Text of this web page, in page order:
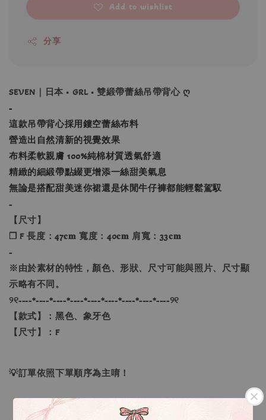
Add to wishlist
分享
SEVEN｜日本 • GRL • 雙緞帶蕾絲吊帶背心 ღ
-
這款吊帶背心採用鏤空蕾絲布料
營造出自然清新的視覺效果
布料柔軟親膚 100%純棉材質透氣舒適
精緻的細緞帶點綴更增添一絲甜美氣息
無論是搭配甜美迷你裙還是休閒牛仔褲都能輕鬆駕馭
-
【尺寸】
❐ F 長度：47𝐜𝐦 寬度：40𝐜𝐦 肩寬：33𝐜𝐦
-
※由於素材的特性，顏色、形狀、尺寸可能與照片、尺寸顯
示略有不同。
୨୧----*----*----*----*----*----*----*----*----୨୧
【款式】：黑色、象牙色
【尺寸】：F
💡訂單依照下單順序為主唷！